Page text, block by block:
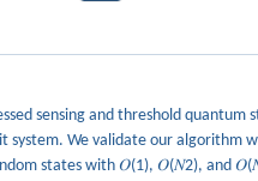
sensing and threshold
We validate our algorithm
states with 𝑂⁡(1), 𝑂⁡(𝑁2), and